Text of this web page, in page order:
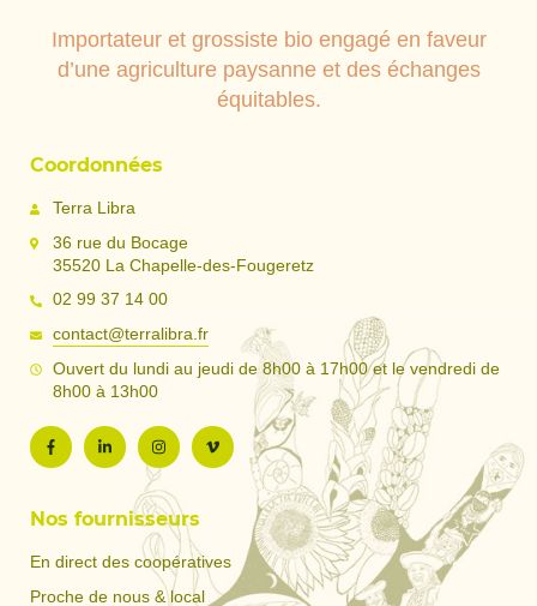
Importateur et grossiste bio engagé en faveur
d’une agriculture paysanne et des échanges
équitables.
Coordonnées
Terra Libra
36 rue du Bocage
35520 La Chapelle-des-Fougeretz
02 99 37 14 00
contact@terralibra.fr
Ouvert du lundi au jeudi de 8h00 à 17h00 et le vendredi de
8h00 à 13h00
Nos fournisseurs
En direct des coopératives
Proche de nous & local